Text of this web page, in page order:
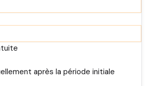
après la période initiale